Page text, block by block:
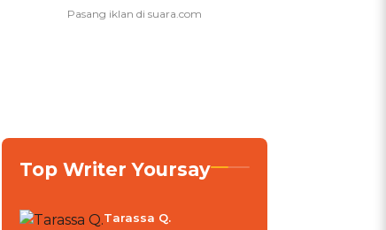
Top Writer Yoursay
Tarassa Q.